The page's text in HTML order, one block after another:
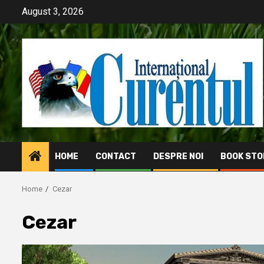
content
August 3, 2026
HOME CONTACT DESPRE NOI BOOK
Home Cezar
Cezar